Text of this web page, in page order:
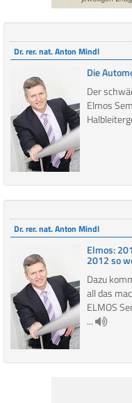
Dr. rer. nat. Anton Mindl
Die
Der
Elmos
Dr. rer. nat. Anton Mindl
Elmos:
2012 so
Dazu
all das
ELMOS
...